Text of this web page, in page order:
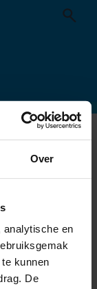
Over
analytische en
kunnen
De